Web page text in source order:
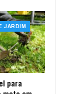
JARDIM
para